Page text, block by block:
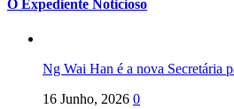
O Expediente Noticioso
Ng Wai Han é a nova Secretária
16 Junho, 2026 0